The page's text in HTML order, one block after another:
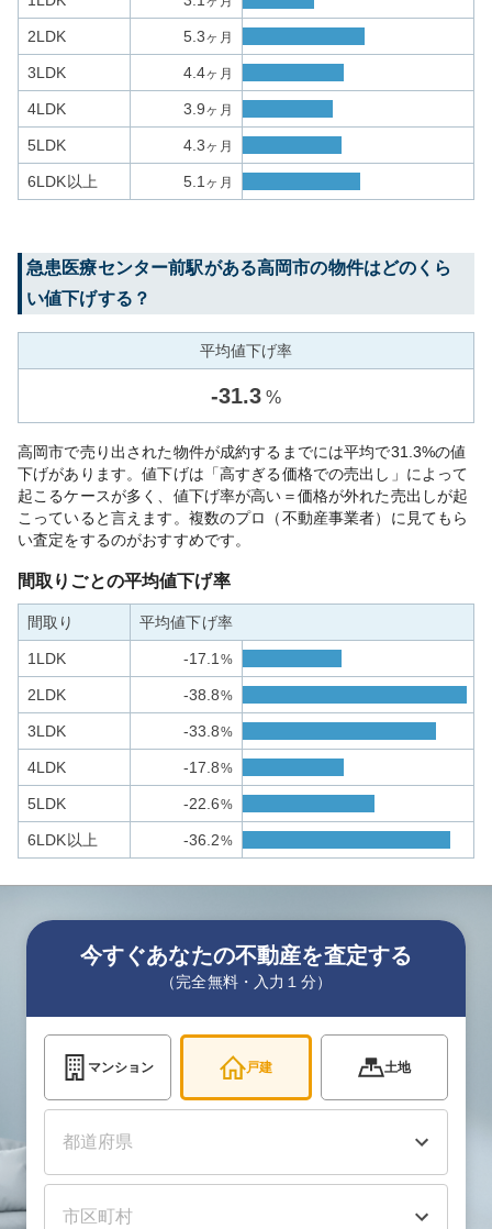
2LDK 5.3ヶ月
3LDK 4.4ヶ月
4LDK 3.9ヶ月
5LDK 4.3ヶ月
6LDK以上 5.1 ヶ月
急患医療センター前駅がある高岡市の物件はどのくら
い値下げする？
平均値下げ率
-31.3 %
高岡市で売り出された物件が成約するまでには平均で31.3%の値
下げがあります。値下げは「高すぎる価格での売出し」によって
起こるケースが多く、値下げ率が高い＝価格が外れた売出しが起
こっていると言えます。複数のプロ（不動産事業者）に見てもら
い査定をするのがおすすめです。
間取りごとの平均値下げ率
間取り 平均値下げ率
1LDK -17.1 %
2LDK -38.8%
3LDK -33.8%
4LDK -17.8%
5LDK -22.6%
6LDK以上 -36.2%
今すぐあなたの不動産を査定する
（完全無料・入力１分）
マンション 戸建 土地